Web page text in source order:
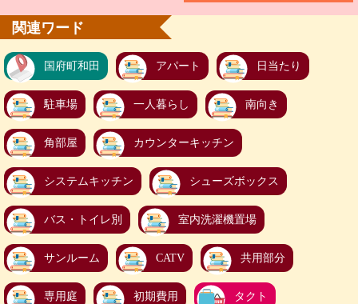
関連ワード
国府町和田 アパート 日当たり
駐車場 一人暮らし 南向き
角部屋 カウンターキッチン
システムキッチン シューズボックス
バス・トイレ別 室内洗濯機置場
サンルーム CATV 共用部分
専用庭 初期費用 タクト